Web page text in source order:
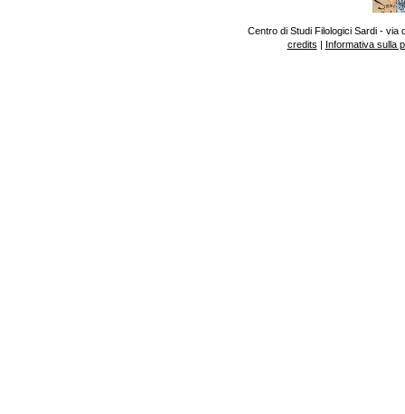
Centro di Studi Filologici Sardi - via
credits | Informativa sulla